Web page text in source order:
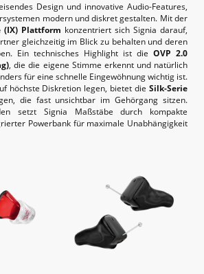
Design und innovative Audio-Features,
modern und diskret gestalten. Mit der
(IX) Plattform konzentriert sich Signia darauf,
gleichzeitig im Blick zu behalten und deren
Ein technisches Highlight ist die OVP 2.0
, die die eigene Stimme erkennt und natürlich
für eine schnelle Eingewöhnung wichtig ist.
höchste Diskretion legen, bietet die Silk-Serie
die fast unsichtbar im Gehörgang sitzen.
setzt Signia Maßstäbe durch kompakte
Powerbank für maximale Unabhängigkeit